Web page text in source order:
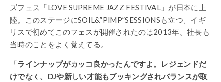
ズフェス「LOVE SUPREME JAZZ FESTIVAL」が日本に上
陸。このステージにSOIL&”PIMP”SESSIONSも立つ。イギ
リスで初めてこのフェスが開催されたのは2013年。社長も
当時のことをよく覚えてる。
「ラインナップがカッコ良かったんですよ。レジェンドだ
けでなく、DJや新しい才能もブッキングされバランスが取